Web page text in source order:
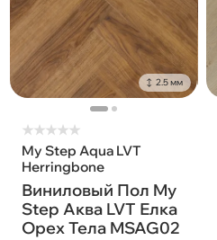
2.5 мм
★★★★★
My Step Aqua LVT
Herringbone
Виниловый Пол My
Step Аква LVT Елка
Орех Тела MSAG02